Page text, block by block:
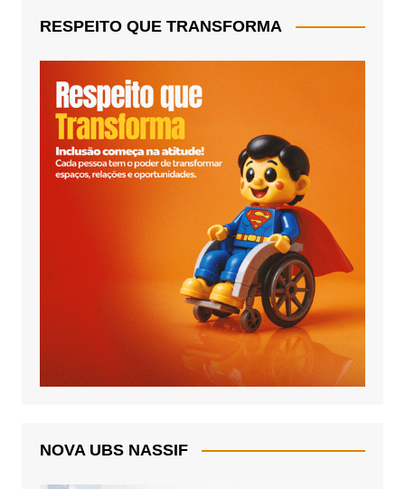
RESPEITO QUE TRANSFORMA
NOVA UBS NASSIF